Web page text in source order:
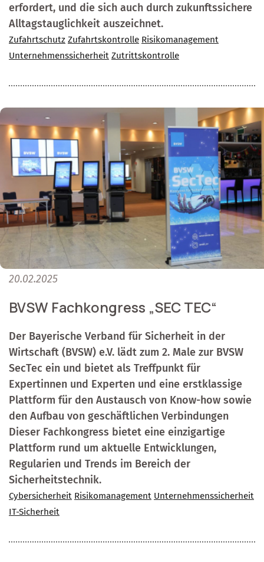
erfordert, und die sich auch durch zukunftssichere
Alltagstauglichkeit auszeichnet.
Zufahrtschutz Zufahrtskontrolle Risikomanagement
Unternehmenssicherheit Zutrittskontrolle
20.02.2025
BVSW Fachkongress „SEC TEC“
Der Bayerische Verband für Sicherheit in der
Wirtschaft (BVSW) e.V. lädt zum 2. Male zur BVSW
SecTec ein und bietet als Treffpunkt für
Expertinnen und Experten und eine erstklassige
Plattform für den Austausch von Know-how sowie
den Aufbau von geschäftlichen Verbindungen
Dieser Fachkongress bietet eine einzigartige
Plattform rund um aktuelle Entwicklungen,
Regularien und Trends im Bereich der
Sicherheitstechnik.
Cybersicherheit Risikomanagement Unternehmenssicherheit
IT-Sicherheit